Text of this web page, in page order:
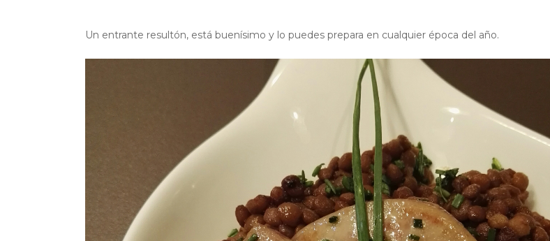
Un entrante resultón, está buenísimo y lo puedes prepara en cualquier época del año.